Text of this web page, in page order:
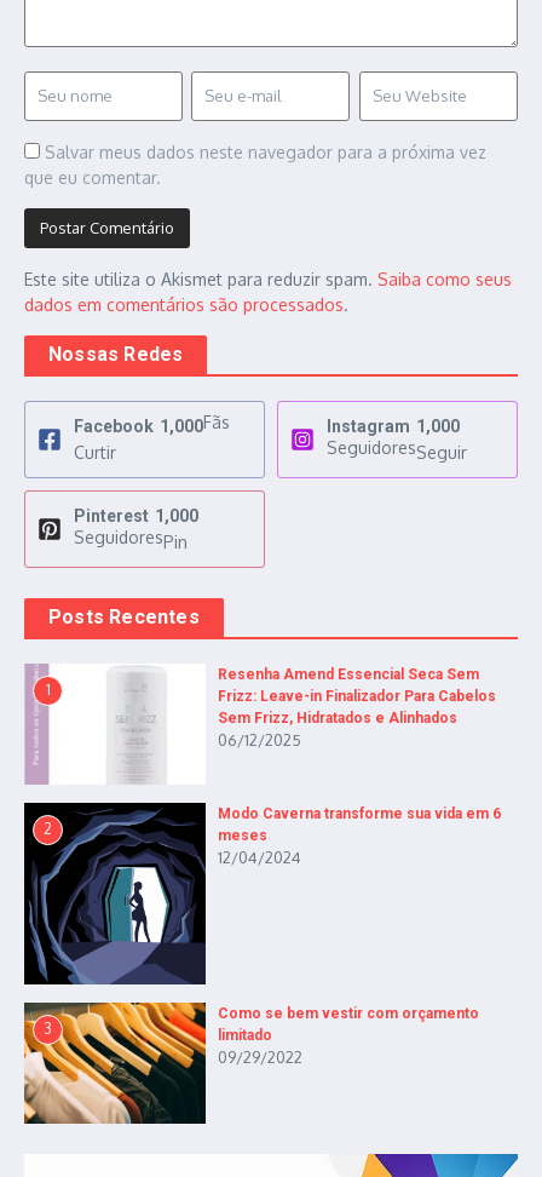
Salvar meus dados neste navegador para a próxima vez
que eu comentar.
Este site utiliza o Akismet para reduzir spam. Saiba como seus
dados em comentários são processados.
Nossas Redes
Facebook 1,000Fãs
Curtir
Instagram 1,000
SeguidoresSeguir
Pinterest 1,000
SeguidoresPin
Posts Recentes
1
Resenha Amend Essencial Seca Sem
Frizz: Leave-in Finalizador Para Cabelos
Sem Frizz, Hidratados e Alinhados
06/12/2025
2
Modo Caverna transforme sua vida em 6
meses
12/04/2024
3
Como se bem vestir com orçamento
limitado
09/29/2022